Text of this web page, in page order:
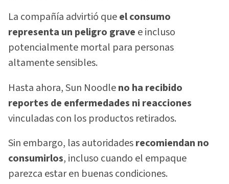
La compañía advirtió queel consumo
representa un peligro grave e incluso
potencialmente mortal para personas
altamente sensibles.
Hasta ahora, Sun Noodleno ha recibido
reportes de enfermedades ni reacciones
vinculadas con los productos retirados.
Sin embargo, las autoridadesrecomiendan no
consumirlos, incluso cuando el empaque
parezca estar en buenas condiciones.